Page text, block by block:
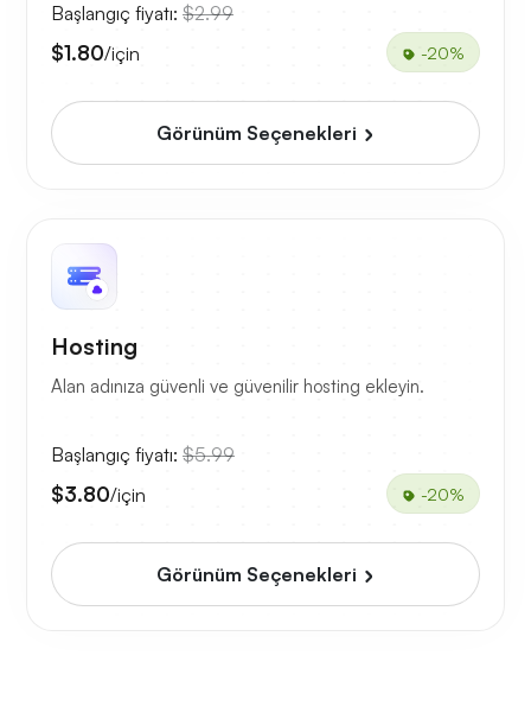
Başlangıç fiyatı: $2.99
$1.80/için -20%
Görünüm Seçenekleri
Hosting
Alan adınıza güvenli ve güvenilir hosting ekleyin.
Başlangıç fiyatı: $5.99
$3.80/için -20%
Görünüm Seçenekleri